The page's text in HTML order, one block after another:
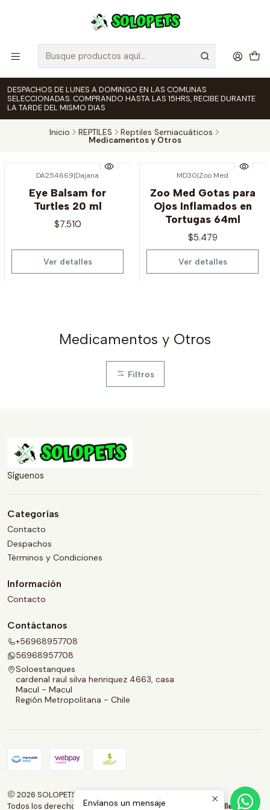
DESPACHOS DE LUNES A DOMINGO EN LAS COMUNAS
SELECCIONADAS. COMPRANDO HASTA LAS 15HRS, RECIBE DURANTE
LA TARDE DEL MISMO DIAS
Inicio REPTILES Reptiles Semiacuáticos
Medicamentos y Otros
DA254669|Dajana
Eye Balsam for
Turtles 20 ml
$7.510
Ver detalles
MD30|Zoo Med
Zoo Med Gotas para
Ojos Inflamados en
Tortugas 64ml
$5.479
Ver detalles
Medicamentos y Otros
Filtros
Síguenos
Categorías
Contacto
Despachos
Términos y Condiciones
Información
Contacto
Contáctanos
+56968957708
56968957708
Soloestanques
cardenal raul silva henriquez 4663, casa
Macul - Macul
Región Metropolitana - Chile
2026 SOLOPETS.CL.
Todos los derechos reservados.Desarrollado por Jumpseller
Envíanos un mensaje